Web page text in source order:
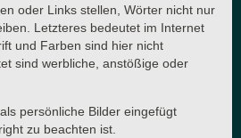
oder Links stellen, Wörter nicht nur
Letzteres bedeutet im Internet
und Farben sind hier nicht
sind werbliche, anstößige oder
persönliche Bilder eingefügt
zu beachten ist.